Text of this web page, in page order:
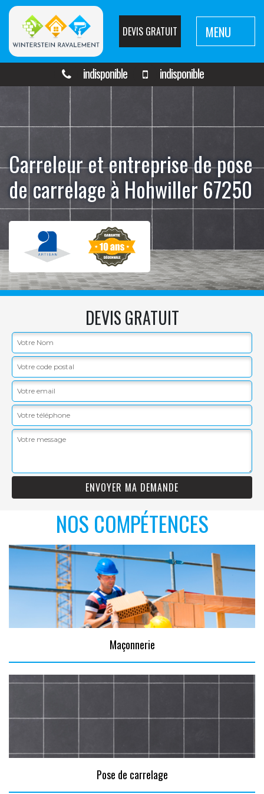
DEVIS GRATUIT MENU
indisponible indisponible
Carreleur et entreprise de pose
de carrelage à Hohwiller 67250
DEVIS GRATUIT
NOS COMPÉTENCES
Maçonnerie
Pose de carrelage